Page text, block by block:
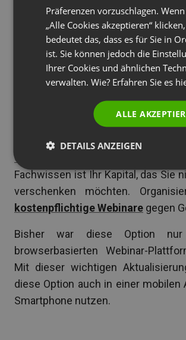
passt perfekt als ein Tool in die App.
diese Funktion und
Webinar-Inhalt allen Freunden
diesen beiden sozialen Netzwerken.
Kostenpflichtige Webinare
Es gibt keine direktere Möglichkeit,
Geld zu verdienen
. Die Idee ist
Fachwissen ist Ihr Kapital, das Sie
verschenken möchten.
kostenpflichtige Webinare gegen
Bisher war diese Option
browserbasierten Webinar-
Mit dieser wichtigen
diese Option auch in einer mobilen
Smartphone nutzen.
Präferenzen vorzuschlagen. Wenn
„Alle Cookies akzeptieren“ klicken,
bedeutet das, dass es für Sie in
ist. Sie können jedoch die
Ihrer Cookies und ähnlichen
verwalten. Wie? Erfahren Sie es
ALLE
DETAILS ANZEIGEN